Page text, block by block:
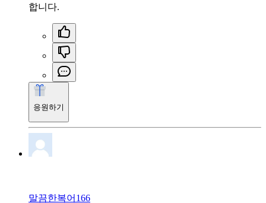
합니다.
응원하기
말끔한복어166